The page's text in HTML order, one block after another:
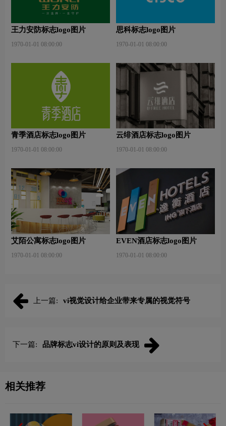
王力安防标志logo图片
1970-01-01 08:00:00
思科标志logo图片
1970-01-01 08:00:00
青季酒店标志logo图片
1970-01-01 08:00:00
云绯酒店标志logo图片
1970-01-01 08:00:00
艾陌公寓标志logo图片
1970-01-01 08:00:00
EVEN酒店标志logo图片
1970-01-01 08:00:00
上一篇: vi视觉设计给企业带来专属的视觉符号
下一篇: 品牌标志vi设计的原则及表现
相关推荐